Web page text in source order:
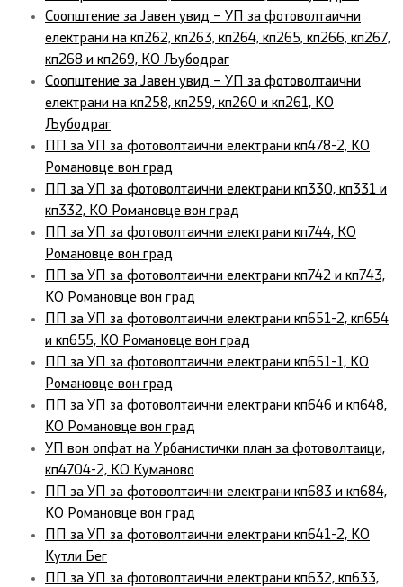
Соопштение за Јавен увид – УП за фотоволтаични
електрани на кп262, кп263, кп264, кп265, кп266, кп267,
кп268 и кп269, КО Љубодраг
Соопштение за Јавен увид – УП за фотоволтаични
електрани на кп258, кп259, кп260 и кп261, КО
Љубодраг
ПП за УП за фотоволтаични електрани кп478-2, КО
Романовце вон град
ПП за УП за фотоволтаични електрани кп330, кп331 и
кп332, КО Романовце вон град
ПП за УП за фотоволтаични електрани кп744, КО
Романовце вон град
ПП за УП за фотоволтаични електрани кп742 и кп743,
КО Романовце вон град
ПП за УП за фотоволтаични електрани кп651-2, кп654
и кп655, КО Романовце вон град
ПП за УП за фотоволтаични електрани кп651-1, КО
Романовце вон град
ПП за УП за фотоволтаични електрани кп646 и кп648,
КО Романовце вон град
УП вон опфат на Урбанистички план за фотоволтаици,
кп4704-2, КО Куманово
ПП за УП за фотоволтаични електрани кп683 и кп684,
КО Романовце вон град
ПП за УП за фотоволтаични електрани кп641-2, КО
Кутли Бег
ПП за УП за фотоволтаични електрани кп632, кп633,